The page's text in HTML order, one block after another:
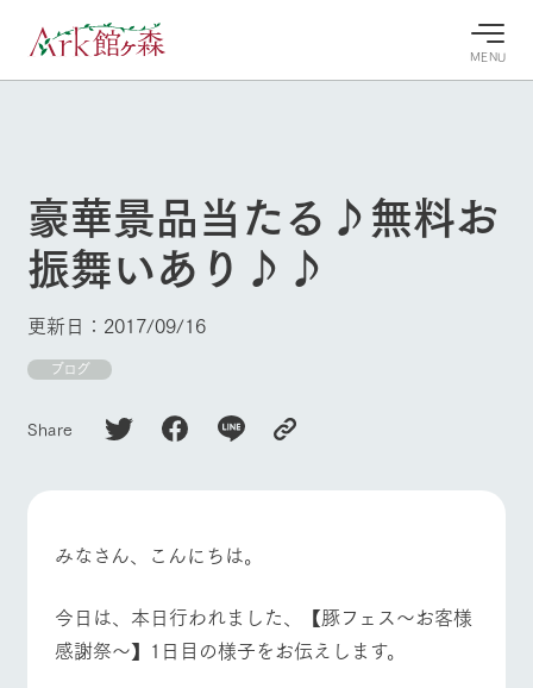
MENU
牧場へ行
く
よく見られている情報
今日の牧
案内
ガーデンの開花
状況などを毎日
イベン
ント・フェアの
情報やスケジュ
ガーデン
花のある美しい
れあう
触れて、感じ
ビティ／
ホーム
Ark館ヶ森について
牧場に行く
豪華景品当たる♪無料お
振舞いあり♪♪
更新日：2017/09/16
ブログ
Share
みなさん、こんにちは。
今日は、本日行われました、【豚フェス～お客様
感謝祭～】1日目の様子をお伝えします。